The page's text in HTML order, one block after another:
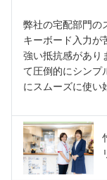
弊社の宅配部門の
キーボード入力が
強い抵抗感があり
て圧倒的にシンプ
にスムーズに使い